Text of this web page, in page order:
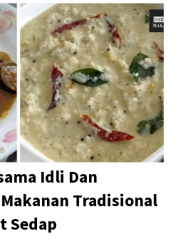
Idli Dan
Tradisional
Sedap